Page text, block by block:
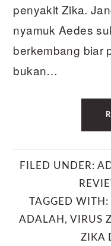
penyakit Zika.
nyamuk Aedes
berkembang biar
bukan…
FILED UNDER:
TAGGED WITH:
ADALAH , VIRUS
ZIKA